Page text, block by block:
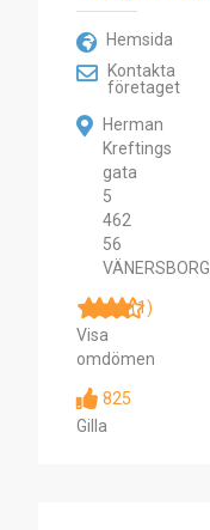
Hemsida
Kontakta
företaget
Herman
Kreftings
gata
5
462
56
VÄNERSBORG
(1)
Visa
omdömen
825
Gilla